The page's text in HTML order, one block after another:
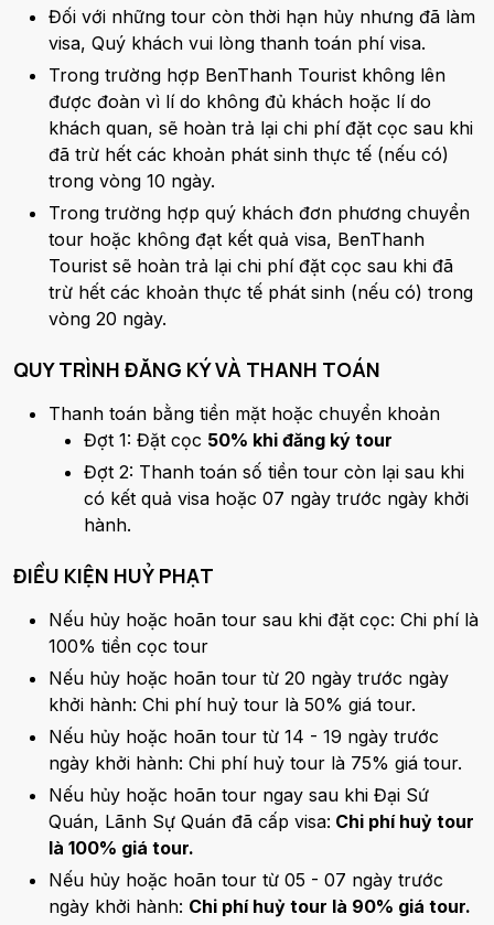
Đối với những tour còn thời hạn hủy nhưng đã làm
visa, Quý khách vui lòng thanh toán phí visa.
Trong trường hợp BenThanh Tourist không lên
được đoàn vì lí do không đủ khách hoặc lí do
khách quan, sẽ hoàn trả lại chi phí đặt cọc sau khi
đã trừ hết các khoản phát sinh thực tế (nếu có)
trong vòng 10 ngày.
Trong trường hợp quý khách đơn phương chuyển
tour hoặc không đạt kết quả visa, BenThanh
Tourist sẽ hoàn trả lại chi phí đặt cọc sau khi đã
trừ hết các khoản thực tế phát sinh (nếu có) trong
vòng 20 ngày.
QUY TRÌNH ĐĂNG KÝ VÀ THANH TOÁN
Thanh toán bằng tiền mặt hoặc chuyển khoản
Đợt 1: Đặt cọc 50% khi đăng ký tour
Đợt 2: Thanh toán số tiền tour còn lại sau khi
có kết quả visa hoặc 07 ngày trước ngày khởi
hành.
ĐIỀU KIỆN HUỶ PHẠT
Nếu hủy hoặc hoãn tour sau khi đặt cọc: Chi phí là
100% tiền cọc tour
Nếu hủy hoặc hoãn tour từ 20 ngày trước ngày
khởi hành: Chi phí huỷ tour là 50% giá tour.
Nếu hủy hoặc hoãn tour từ 14 - 19 ngày trước
ngày khởi hành: Chi phí huỷ tour là 75% giá tour.
Nếu hủy hoặc hoãn tour ngay sau khi Đại Sứ
Quán, Lãnh Sự Quán đã cấp visa: Chi phí huỷ tour
là 100% giá tour.
Nếu hủy hoặc hoãn tour từ 05 - 07 ngày trước
ngày khởi hành: Chi phí huỷ tour là 90% giá tour.